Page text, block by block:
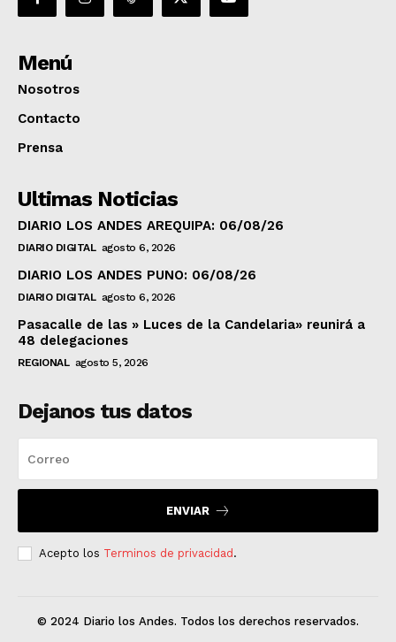
Menú
Nosotros
Contacto
Prensa
Ultimas Noticias
DIARIO LOS ANDES AREQUIPA: 06/08/26
DIARIO DIGITAL agosto 6, 2026
DIARIO LOS ANDES PUNO: 06/08/26
DIARIO DIGITAL agosto 6, 2026
Pasacalle de las » Luces de la Candelaria» reunirá a
48 delegaciones
REGIONAL agosto 5, 2026
Dejanos tus datos
ENVIAR
Acepto los Terminos de privacidad .
© 2024 Diario los Andes. Todos los derechos reservados.